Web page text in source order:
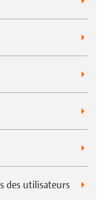
des utilisateurs